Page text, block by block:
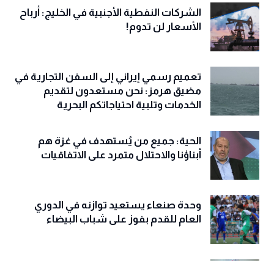
الشركات النفطية الأجنبية في الخليج: أرباح
الأسعار لن تدوم!
تعميم رسمي إيراني إلى السفن التجارية في
مضيق هرمز: نحن مستعدون لتقديم
الخدمات وتلبية احتياجاتكم البحرية
الحية: جميع من يُستهدف في غزة هم
أبناؤنا والاحتلال متمرد على الاتفاقيات
وحدة صنعاء يستعيد توازنه في الدوري
العام للقدم بفوز على شباب البيضاء